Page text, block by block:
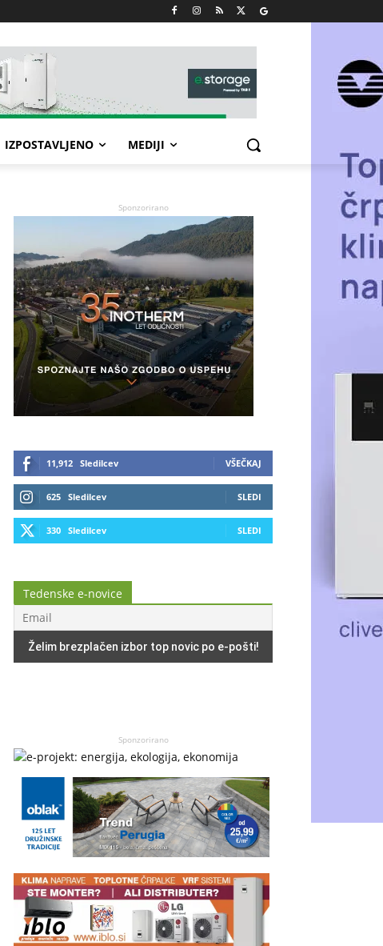
IZPOSTAVLJENO MEDIJI
Sponzorirano
11,912 Sledilcev VŠEČKAJ
625 Sledilcev SLEDI
330 Sledilcev SLEDI
Tedenske e-novice
Sponzorirano